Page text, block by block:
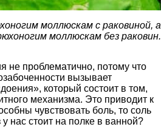
моллюскам с раковиной, а
моллюскам без раковин.
не проблематично, потому что
вызывает
который состоит в том,
механизма. Это приводит к
чувствовать боль, то соль
нас стоит на полке в ванной?